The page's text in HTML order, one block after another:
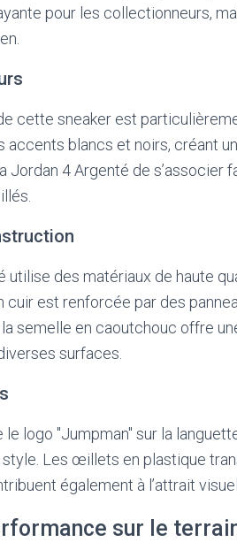
pour les collectionneurs,
cette sneaker est
accents blancs et noirs, créant
Jordan 4 Argenté de s’associer
utilise des matériaux de haute
cuir est renforcée par des
semelle en caoutchouc offre
surfaces.
le logo "Jumpman" sur la
style. Les œillets en plastique
également à l’attrait
sur le